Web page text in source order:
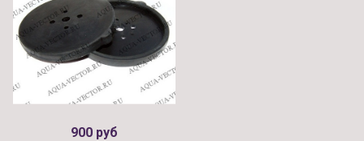
900 руб